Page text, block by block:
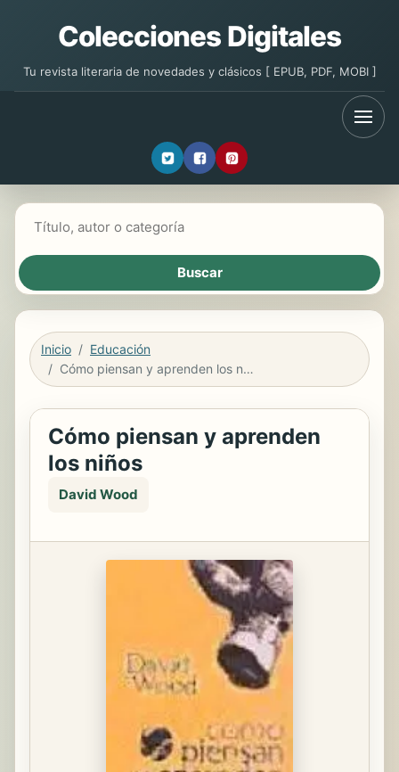
Colecciones Digitales
Tu revista literaria de novedades y clásicos [ EPUB, PDF, MOBI ]
Inicio
Educación
Cómo piensan y aprenden los niños
Cómo piensan y aprenden
los niños
David Wood